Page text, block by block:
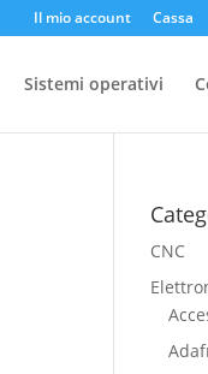
Il mio account Cassa
Sistemi operativi
CNC